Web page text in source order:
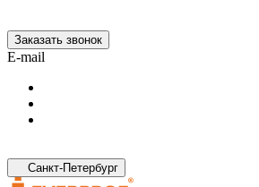
Заказать звонок
E-mail
Санкт-Петербург